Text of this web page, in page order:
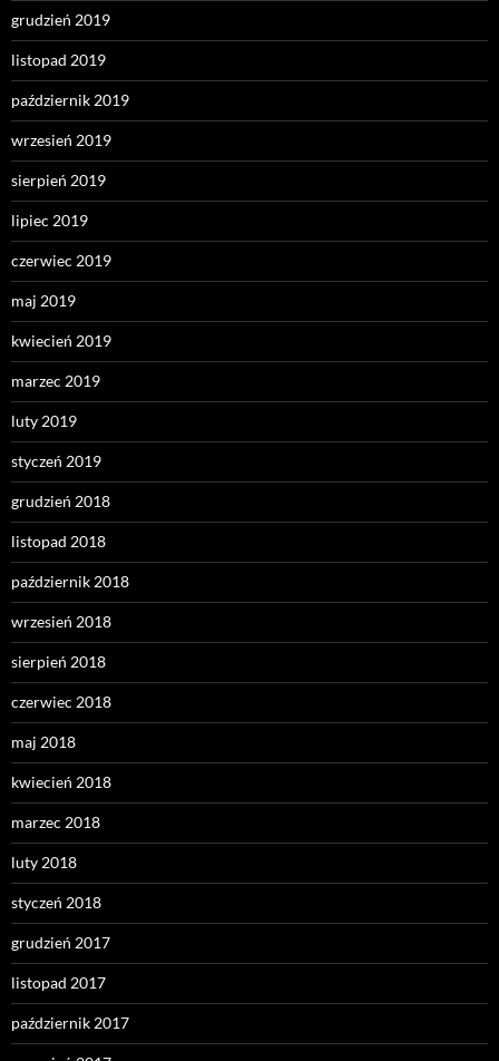
grudzień 2019
listopad 2019
październik 2019
wrzesień 2019
sierpień 2019
lipiec 2019
czerwiec 2019
maj 2019
kwiecień 2019
marzec 2019
luty 2019
styczeń 2019
grudzień 2018
listopad 2018
październik 2018
wrzesień 2018
sierpień 2018
czerwiec 2018
maj 2018
kwiecień 2018
marzec 2018
luty 2018
styczeń 2018
grudzień 2017
listopad 2017
październik 2017